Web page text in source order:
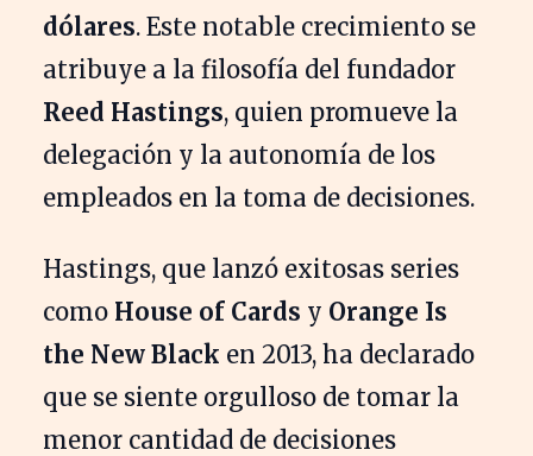
dólares. Este notable crecimiento se
atribuye a la filosofía del fundador
Reed Hastings, quien promueve la
delegación y la autonomía de los
empleados en la toma de decisiones.
Hastings, que lanzó exitosas series
como House of Cards y Orange Is
the New Black en 2013, ha declarado
que se siente orgulloso de tomar la
menor cantidad de decisiones